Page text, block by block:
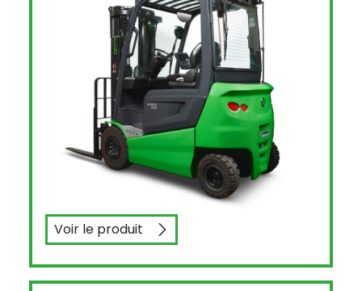
Voir le produitCESAB B600 80V